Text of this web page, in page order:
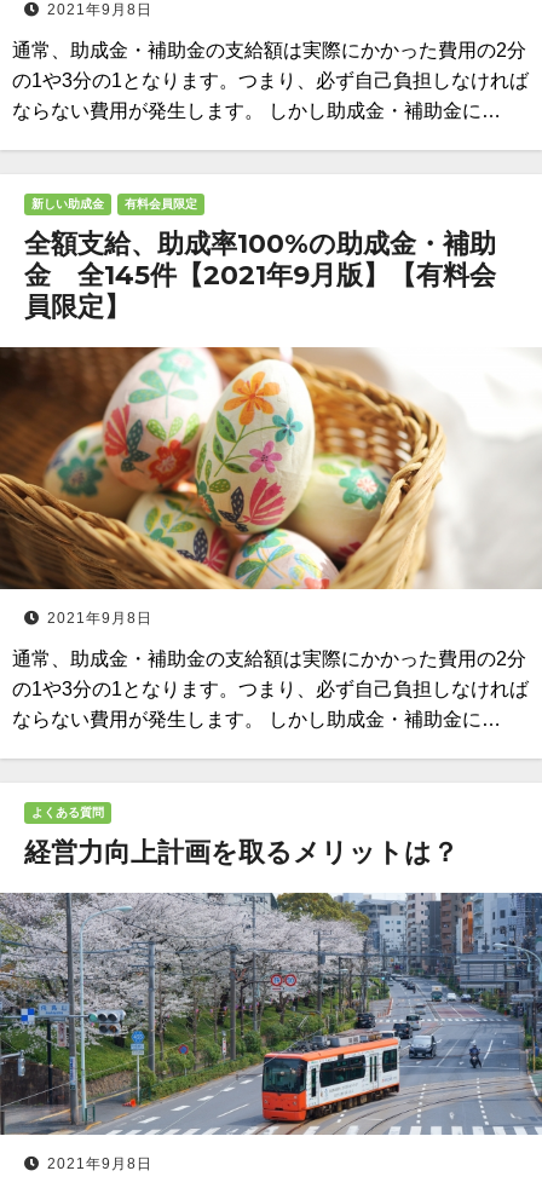
2021年9月8日
通常、助成金・補助金の支給額は実際にかかった費用の2分
の1や3分の1となります。つまり、必ず自己負担しなければ
ならない費用が発生します。 しかし助成金・補助金に…
新しい助成金 有料会員限定
全額支給、助成率100%の助成金・補助
金 全145件【2021年9月版】【有料会
員限定】
2021年9月8日
通常、助成金・補助金の支給額は実際にかかった費用の2分
の1や3分の1となります。つまり、必ず自己負担しなければ
ならない費用が発生します。 しかし助成金・補助金に…
よくある質問
経営力向上計画を取るメリットは？
2021年9月8日